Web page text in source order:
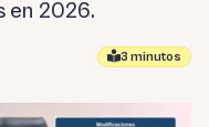
en 2026.
3 minutos